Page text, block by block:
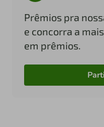
Prêmios pra
e concorra a
em prêmios.